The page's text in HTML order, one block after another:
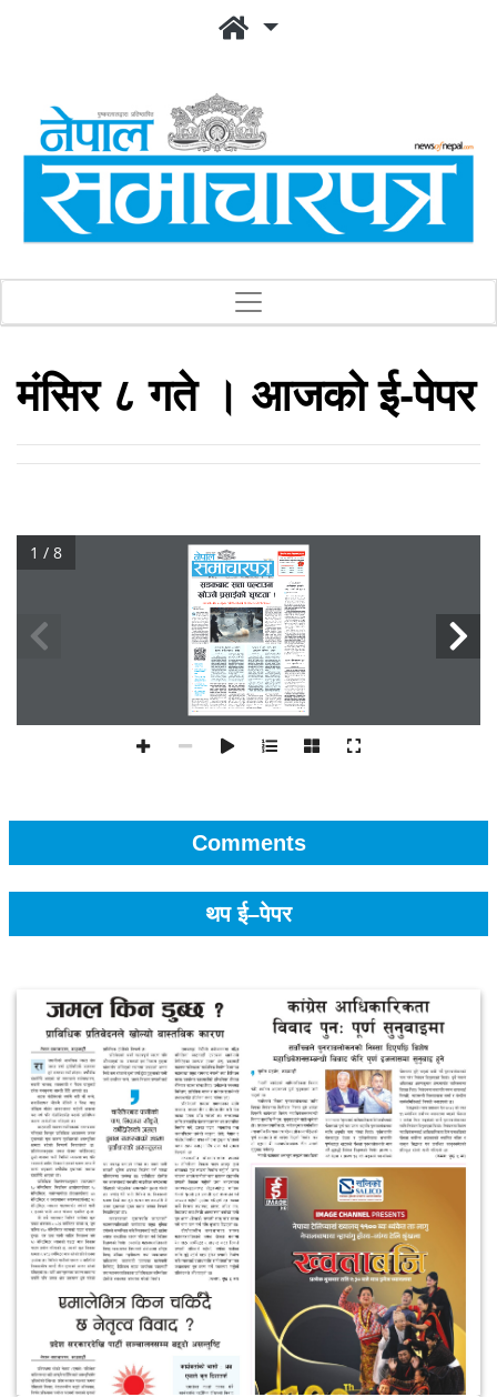
मंसिर ८ गते । आजको ई-पेपर
1 / 8
Comments
थप ई–पेपर